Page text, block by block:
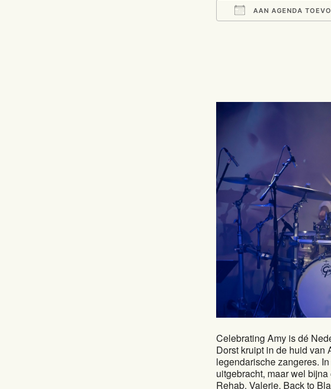
AAN AGENDA
Celebrating Amy is dé
Dorst kruipt in de huid van
legendarische zangeres.
uitgebracht, maar wel
Rehab, Valerie, Back to